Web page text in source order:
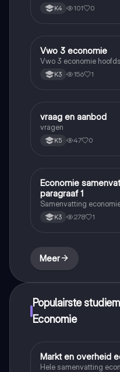
K4 101 0
Economie
Vwo 3 economie
Vwo 3 economie
K3 156 1
Economie
vraag en aanbod
vragen
K5 47 0
Economie
Economie
paragraaf 1
Samenvatting
K3 278 1
Meer
Populairste
Economie
Economie
Markt en overheid
Hele samenvatting